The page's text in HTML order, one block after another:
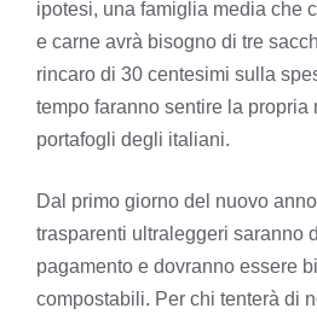
ipotesi, una famiglia media che
e carne avrà bisogno di tre
rincaro di 30 centesimi sulla
tempo faranno sentire la propria
portafogli degli italiani.
Dal primo giorno del nuovo
trasparenti ultraleggeri saranno
pagamento e dovranno essere
compostabili. Per chi tenterà di